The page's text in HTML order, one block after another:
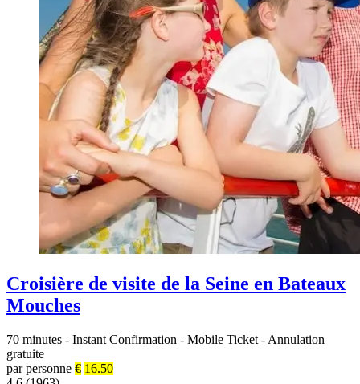
Croisière de visite de la Seine en Bateaux
Mouches
70 minutes - Instant Confirmation - Mobile Ticket - Annulation
gratuite
par personne € 16.50